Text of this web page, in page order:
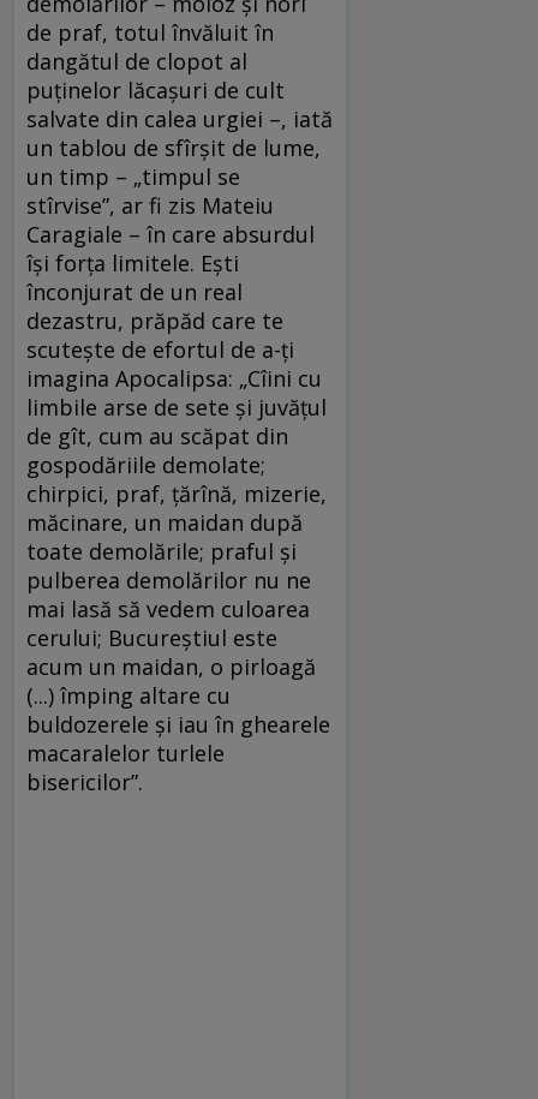
de praf, totul învăluit în
dangătul de clopot al
puținelor lăcașuri de cult
salvate din calea urgiei –, iată
un tablou de sfîrșit de lume,
un timp – „timpul se
stîrvise”, ar fi zis Mateiu
Caragiale – în care absurdul
își forța limitele. Ești
înconjurat de un real
dezastru, prăpăd care te
scutește de efortul de a-ți
imagina Apocalipsa: „Cîini cu
limbile arse de sete și juvățul
de gît, cum au scăpat din
gospodăriile demolate;
chirpici, praf, țărînă, mizerie,
măcinare, un maidan după
toate demolările; praful și
pulberea demolărilor nu ne
mai lasă să vedem culoarea
cerului; Bucureștiul este
acum un maidan, o pirloagă
(...) împing altare cu
buldozerele și iau în ghearele
macaralelor turlele
bisericilor”.